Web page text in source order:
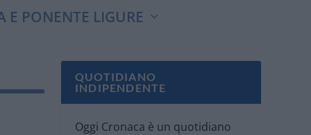
PONENTE LIGURE
QUOTIDIANO
INDIPENDENTE
Oggi Cronaca è un quotidiano